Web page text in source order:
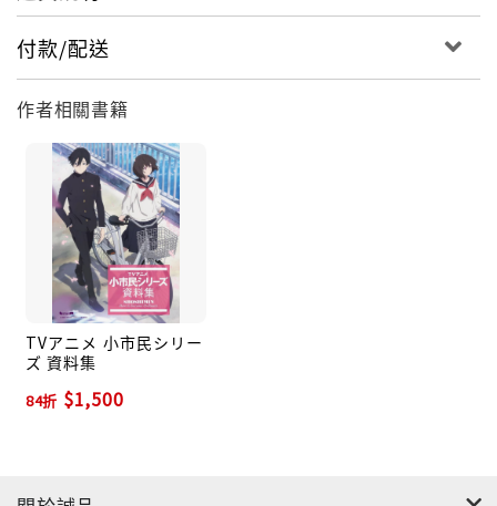
什麼？壽司捏法還有分流派？只有專家才知道的箇中奧
祕，你也能成為壽司通！
付款/配送
作者相關書籍
TVアニメ 小市民シリー
ズ 資料集
84折 $1,500